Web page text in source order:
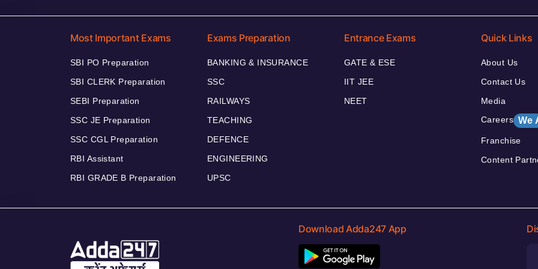
Most Important Exams
SBI PO Preparation
SBI CLERK Preparation
SEBI Preparation
SSC JE Preparation
SSC CGL Preparation
RBI Assistant
RBI GRADE B Preparation
Exams Preparation
BANKING & INSURANCE
SSC
RAILWAYS
TEACHING
DEFENCE
ENGINEERING
UPSC
Entrance Exams
GATE & ESE
IIT JEE
NEET
Quick Links
About Us
Contact Us
Media
Careers We
Franchise
Content
Download Adda247 App